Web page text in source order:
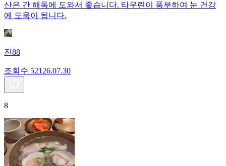
산은 간 해독에 도와서 좋습니다. 타우린이 풍부하여 눈 건강
에 도움이 됩니다.
진88
조회수 521 26.07.30
8